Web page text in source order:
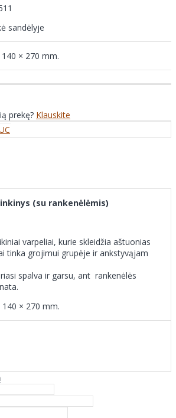
sandėlyje
× 270 mm.
prekę? Klauskite
(su rankenėlėmis)
varpeliai, kurie skleidžia aštuonias
tinka grojimui grupėje ir ankstyvąjam
spalva ir garsu, ant rankenėlės
× 270 mm.